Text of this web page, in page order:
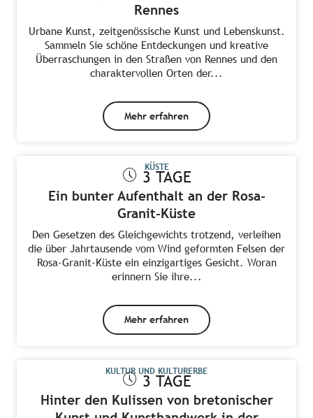
Rennes
Urbane Kunst, zeitgenössische Kunst und Lebenskunst.
Sammeln Sie schöne Entdeckungen und kreative
Überraschungen in den Straßen von Rennes und den
charaktervollen Orten der...
Mehr erfahren
KÜSTE
3 TAGE
Ein bunter Aufenthalt an der Rosa-
Granit-Küste
Den Gesetzen des Gleichgewichts trotzend, verleihen
die über Jahrtausende vom Wind geformten Felsen der
Rosa-Granit-Küste ein einzigartiges Gesicht. Woran
erinnern Sie ihre...
Mehr erfahren
KULTUR UND KULTURERBE
3 TAGE
Hinter den Kulissen von bretonischer